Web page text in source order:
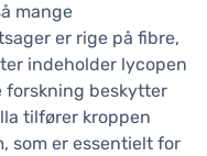
mange
er rige på fibre,
indeholder lycopen
forskning beskytter
tilfører kroppen
som er essentielt for